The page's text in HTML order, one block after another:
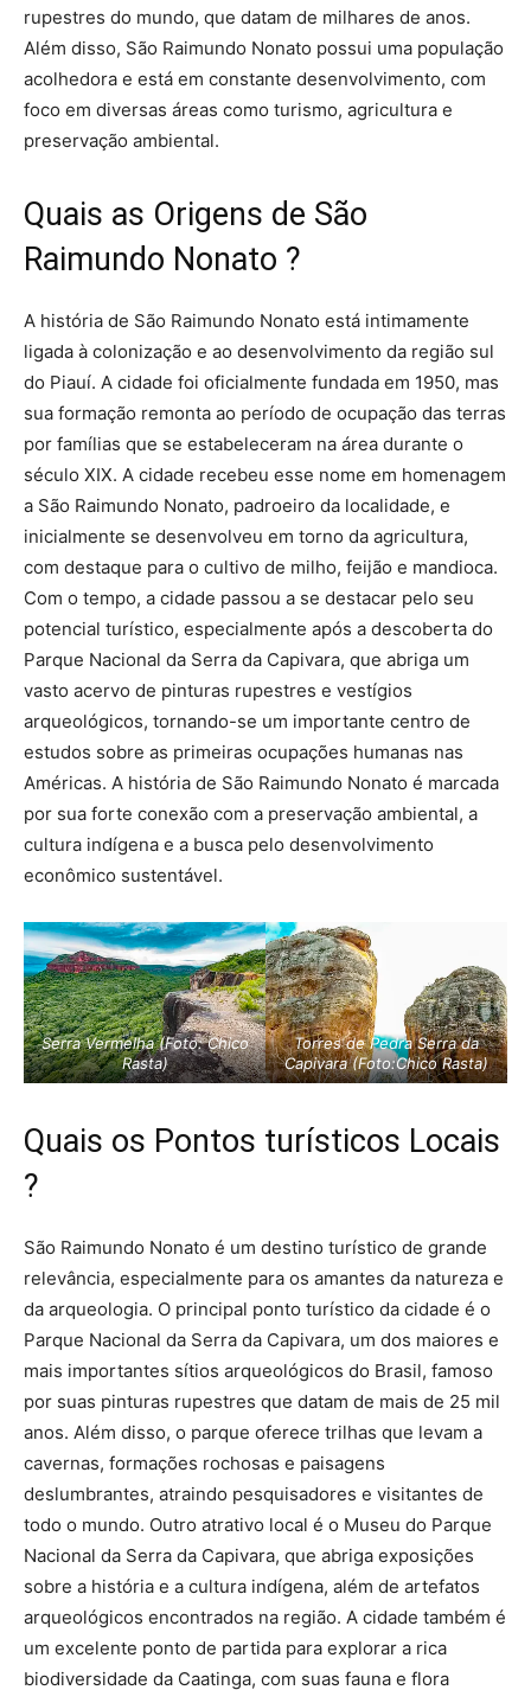
rupestres do mundo, que datam de milhares de anos.
Além disso, São Raimundo Nonato possui uma população
acolhedora e está em constante desenvolvimento, com
foco em diversas áreas como turismo, agricultura e
preservação ambiental.
Quais as Origens de São
Raimundo Nonato ?
A história de São Raimundo Nonato está intimamente
ligada à colonização e ao desenvolvimento da região sul
do Piauí. A cidade foi oficialmente fundada em 1950, mas
sua formação remonta ao período de ocupação das terras
por famílias que se estabeleceram na área durante o
século XIX. A cidade recebeu esse nome em homenagem
a São Raimundo Nonato, padroeiro da localidade, e
inicialmente se desenvolveu em torno da agricultura,
com destaque para o cultivo de milho, feijão e mandioca.
Com o tempo, a cidade passou a se destacar pelo seu
potencial turístico, especialmente após a descoberta do
Parque Nacional da Serra da Capivara, que abriga um
vasto acervo de pinturas rupestres e vestígios
arqueológicos, tornando-se um importante centro de
estudos sobre as primeiras ocupações humanas nas
Américas. A história de São Raimundo Nonato é marcada
por sua forte conexão com a preservação ambiental, a
cultura indígena e a busca pelo desenvolvimento
econômico sustentável.
Serra Vermelha (Foto: Chico
Rasta)
Torres de Pedra Serra da
Capivara (Foto:Chico Rasta)
Quais os Pontos turísticos Locais
?
São Raimundo Nonato é um destino turístico de grande
relevância, especialmente para os amantes da natureza e
da arqueologia. O principal ponto turístico da cidade é o
Parque Nacional da Serra da Capivara, um dos maiores e
mais importantes sítios arqueológicos do Brasil, famoso
por suas pinturas rupestres que datam de mais de 25 mil
anos. Além disso, o parque oferece trilhas que levam a
cavernas, formações rochosas e paisagens
deslumbrantes, atraindo pesquisadores e visitantes de
todo o mundo. Outro atrativo local é o Museu do Parque
Nacional da Serra da Capivara, que abriga exposições
sobre a história e a cultura indígena, além de artefatos
arqueológicos encontrados na região. A cidade também é
um excelente ponto de partida para explorar a rica
biodiversidade da Caatinga, com suas fauna e flora